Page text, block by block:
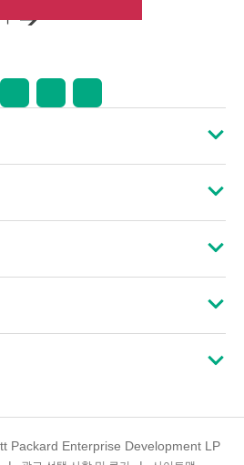
Packard Enterprise Development LP